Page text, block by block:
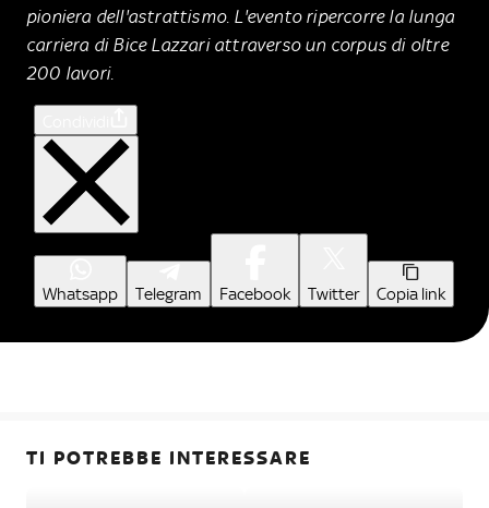
pioniera dell'astrattismo. L'evento ripercorre la lunga
carriera di Bice Lazzari attraverso un corpus di oltre
200 lavori.
Whatsapp Telegram Facebook Twitter Copia link
TI POTREBBE INTERESSARE